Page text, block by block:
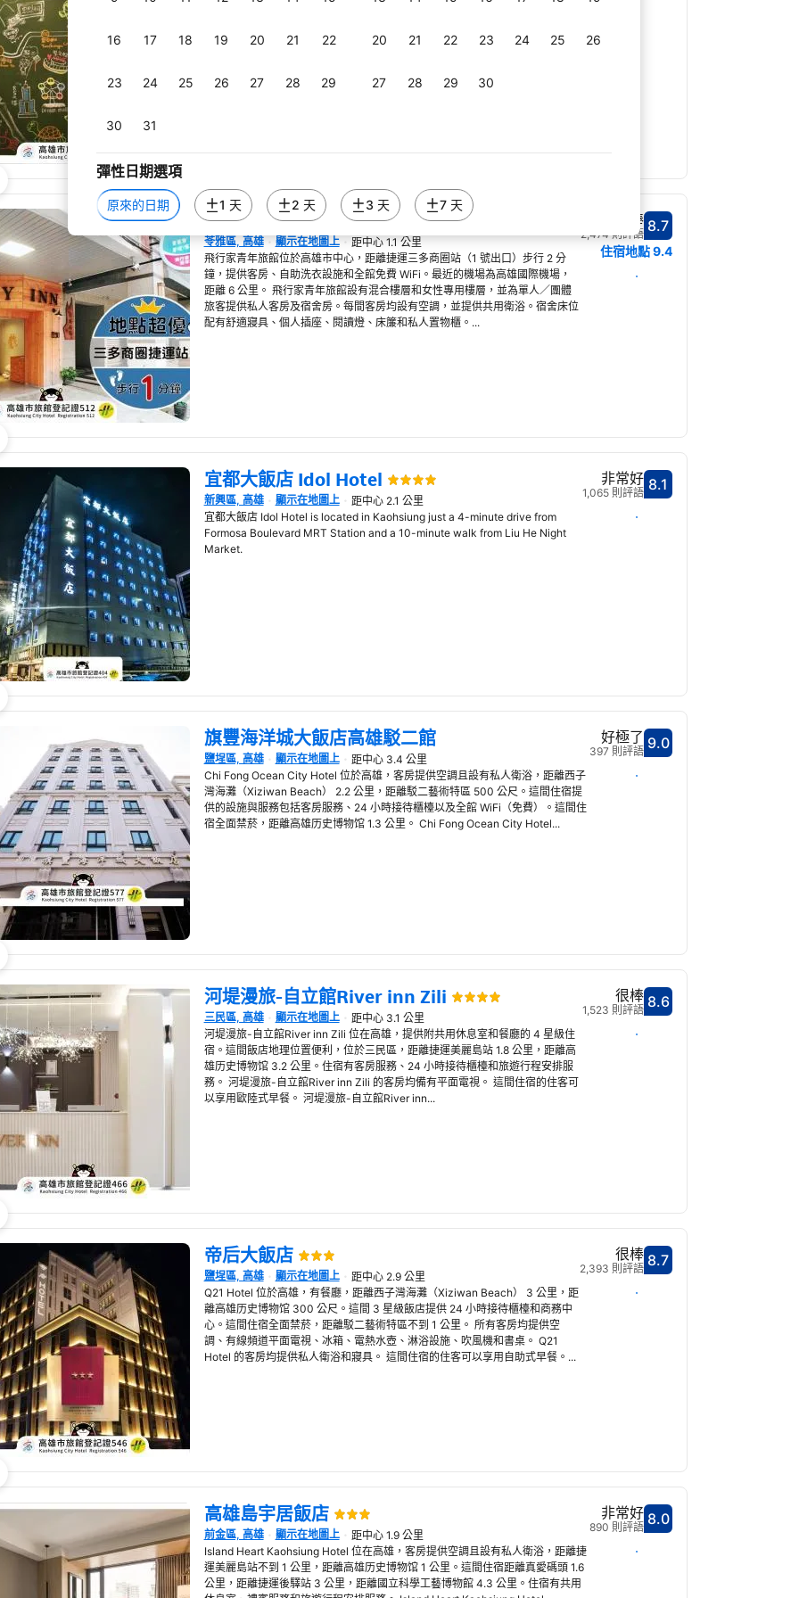
16 17 18 19 20 21 22
23 24 25 26 27 28 29
30 31
20 21 22 23 24 25 26
27 28 29 30
彈性日期選項
原來的日期 1 天 2 天 3 天 7 天
區需 6 分鐘，往西子灣需 9 分鐘，前往高鐵左營站則需 15 分鐘捷運車程。最近
飛行家青年旅館
在新視窗開啟
苓雅區, 高雄 顯示在地圖上
距中心 1.1 公里
飛行家青年旅館位於高雄市中心，距離捷運三多商圈站（1 號出口）步行 2 分
鐘，提供客房、自助洗衣設施和全館免費 WiFi。最近的機場為高雄國際機場，
距離 6 公里。 飛行家青年旅館設有混合樓層和女性專用樓層，並為單人／團體
旅客提供私人客房及宿舍房。每間客房均設有空調，並提供共用衛浴。宿舍床位
配有舒適寢具、個人插座、閱讀燈、床簾和私人置物櫃。...
分數8.7分
8.7
很棒
2,474 則評語
住宿地點9.4
選擇日期
宜都大飯店 Idol Hotel
在新視窗開啟
新興區, 高雄 顯示在地圖上
距中心 2.1 公里
宜都大飯店 Idol Hotel is located in Kaohsiung just a 4-minute drive from
Formosa Boulevard MRT Station and a 10-minute walk from Liu He Night
Market.
分數8.1分
8.1
非常好
1,065 則評語
選擇日期
旗豐海洋城大飯店高雄駁二館
在新視窗開啟
鹽埕區, 高雄 顯示在地圖上
距中心 3.4 公里
Chi Fong Ocean City Hotel 位於高雄，客房提供空調且設有私人衛浴，距離西子
灣海灘（Xiziwan Beach） 2.2 公里，距離駁二藝術特區 500 公尺。這間住宿提
供的設施與服務包括客房服務、24 小時接待櫃檯以及全館 WiFi（免費）。這間住
宿全面禁菸，距離高雄历史博物馆 1.3 公里。 Chi Fong Ocean City Hotel...
分數9.0分
9.0
好極了
397 則評語
選擇日期
河堤漫旅-自立館River inn Zili
在新視窗開啟
三民區, 高雄 顯示在地圖上
距中心 3.1 公里
河堤漫旅-自立館River inn Zili 位在高雄，提供附共用休息室和餐廳的 4 星級住
宿。這間飯店地理位置便利，位於三民區，距離捷運美麗島站 1.8 公里，距離高
雄历史博物馆 3.2 公里。住宿有客房服務、24 小時接待櫃檯和旅遊行程安排服
務。 河堤漫旅-自立館River inn Zili 的客房均備有平面電視。 這間住宿的住客可
以享用歐陸式早餐。 河堤漫旅-自立館River inn...
分數8.6分
8.6
很棒
1,523 則評語
選擇日期
帝后大飯店
在新視窗開啟
鹽埕區, 高雄 顯示在地圖上
距中心 2.9 公里
Q21 Hotel 位於高雄，有餐廳，距離西子灣海灘（Xiziwan Beach） 3 公里，距
離高雄历史博物馆 300 公尺。這間 3 星級飯店提供 24 小時接待櫃檯和商務中
心。這間住宿全面禁菸，距離駁二藝術特區不到 1 公里。 所有客房均提供空
調、有線頻道平面電視、冰箱、電熱水壺、淋浴設施、吹風機和書桌。 Q21
Hotel 的客房均提供私人衛浴和寢具。 這間住宿的住客可以享用自助式早餐。...
分數8.7分
8.7
很棒
2,393 則評語
選擇日期
高雄島宇居飯店
在新視窗開啟
前金區, 高雄 顯示在地圖上
距中心 1.9 公里
Island Heart Kaohsiung Hotel 位在高雄，客房提供空調且設有私人衛浴，距離捷
運美麗島站不到 1 公里，距離高雄历史博物馆 1 公里。這間住宿距離真愛碼頭 1.6
公里，距離捷運後驛站 3 公里，距離國立科學工藝博物館 4.3 公里。住宿有共用
分數8.0分
8.0
非常好
890 則評語
選擇日期